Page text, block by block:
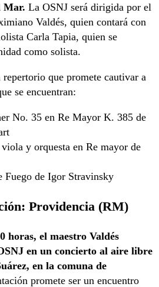
Mar. La OSNJ será dirigida por el
Valdés, quien contará con
Carla Tapia, quien se
como solista.
que promete cautivar a
se encuentran:
No. 35 en Re Mayor K. 385 de
y orquesta en Re mayor de
Fuego de Igor Stravinsky
Providencia (RM)
horas, el maestro Valdés
en un concierto al aire libre
, en la comuna de
promete ser un encuentro